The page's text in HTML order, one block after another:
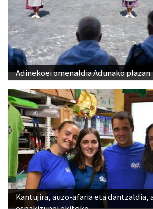
Adinekoei omenaldia Adunako plazan
Kantujira, auzo-afaria eta dantzaldia,